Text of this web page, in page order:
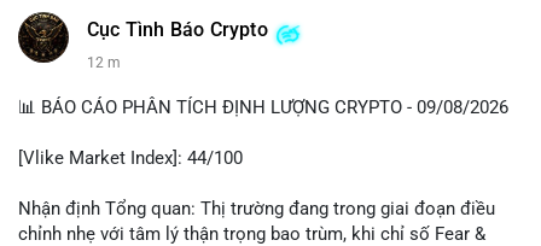
Cục Tình Báo Crypto
12 m
📊 BÁO CÁO PHÂN TÍCH ĐỊNH LƯỢNG CRYPTO - 09/08/2026
[Vlike Market Index]: 44/100
Nhận định Tổng quan: Thị trường đang trong giai đoạn điều
chỉnh nhẹ với tâm lý thận trọng bao trùm, khi chỉ số Fear &